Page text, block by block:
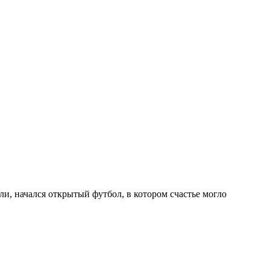
начался открытый футбол, в котором счастье могло